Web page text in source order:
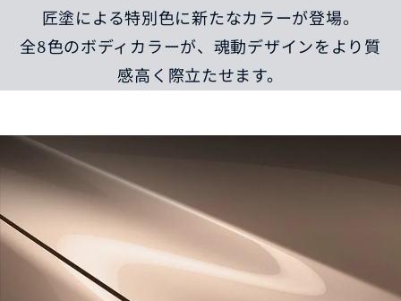
匠塗による特別色に新たなカラーが登場。
全8色のボディカラーが、魂動デザインをより質
感高く際立たせます。